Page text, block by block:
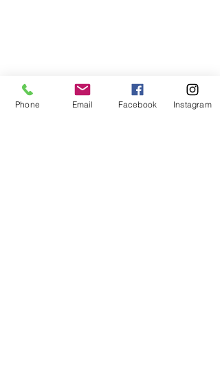
Phone Email Facebook Instagram